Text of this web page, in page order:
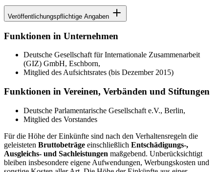
Veröffentlichungspflichtige Angaben
Funktionen in Unternehmen
Deutsche Gesellschaft für Internationale Zusammenarbeit
(GIZ) GmbH, Eschborn,
Mitglied des Aufsichtsrates (bis Dezember 2015)
Funktionen in Vereinen, Verbänden und Stiftungen
Deutsche Parlamentarische Gesellschaft e.V., Berlin,
Mitglied des Vorstandes
Für die Höhe der Einkünfte sind nach den Verhaltensregeln die
geleisteten Bruttobeträge einschließlich Entschädigungs-,
Ausgleichs- und Sachleistungen maßgebend. Unberücksichtigt
bleiben insbesondere eigene Aufwendungen, Werbungskosten und